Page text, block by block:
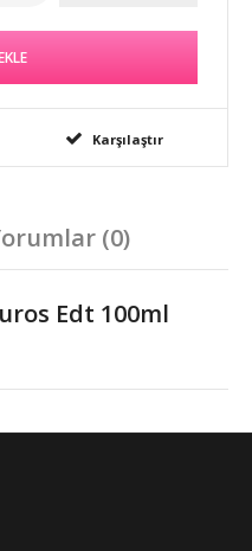
Karşılaştır
(0)
Edt 100ml